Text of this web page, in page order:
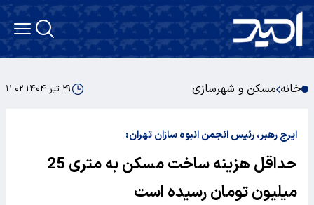
خانه مسکن و شهرسازی ۲۹ تیر ۱۴۰۴ ۱۱:۰۲
ایرج رهبر، رئیس انجمن انبوه‌ سازان تهران:
حداقل هزینه ساخت مسکن به متری 25
میلیون تومان رسیده است